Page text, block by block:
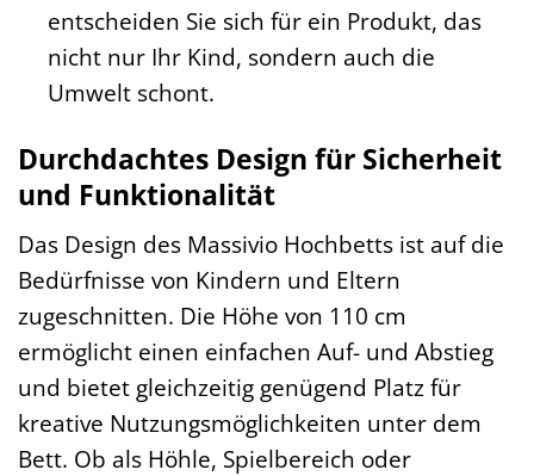
entscheiden Sie sich für ein Produkt, das
nicht nur Ihr Kind, sondern auch die
Umwelt schont.
Durchdachtes Design für Sicherheit
und Funktionalität
Das Design des Massivio Hochbetts ist auf die
Bedürfnisse von Kindern und Eltern
zugeschnitten. Die Höhe von 110 cm
ermöglicht einen einfachen Auf- und Abstieg
und bietet gleichzeitig genügend Platz für
kreative Nutzungsmöglichkeiten unter dem
Bett. Ob als Höhle, Spielbereich oder